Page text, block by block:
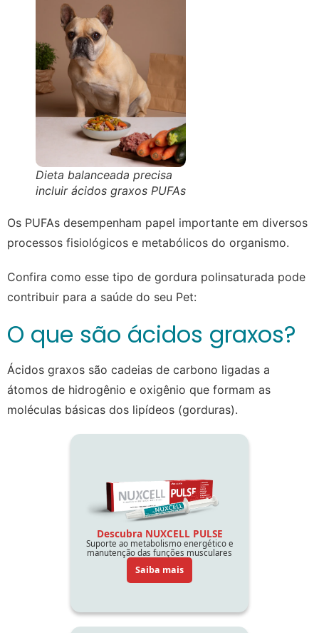
Dieta balanceada precisa
incluir ácidos graxos PUFAs
Os PUFAs desempenham papel importante em diversos
processos fisiológicos e metabólicos do organismo.
Confira como esse tipo de gordura polinsaturada pode
contribuir para a saúde do seu Pet:
O que são ácidos graxos?
Ácidos graxos são cadeias de carbono ligadas a
átomos de hidrogênio e oxigênio que formam as
moléculas básicas dos lipídeos (gorduras).